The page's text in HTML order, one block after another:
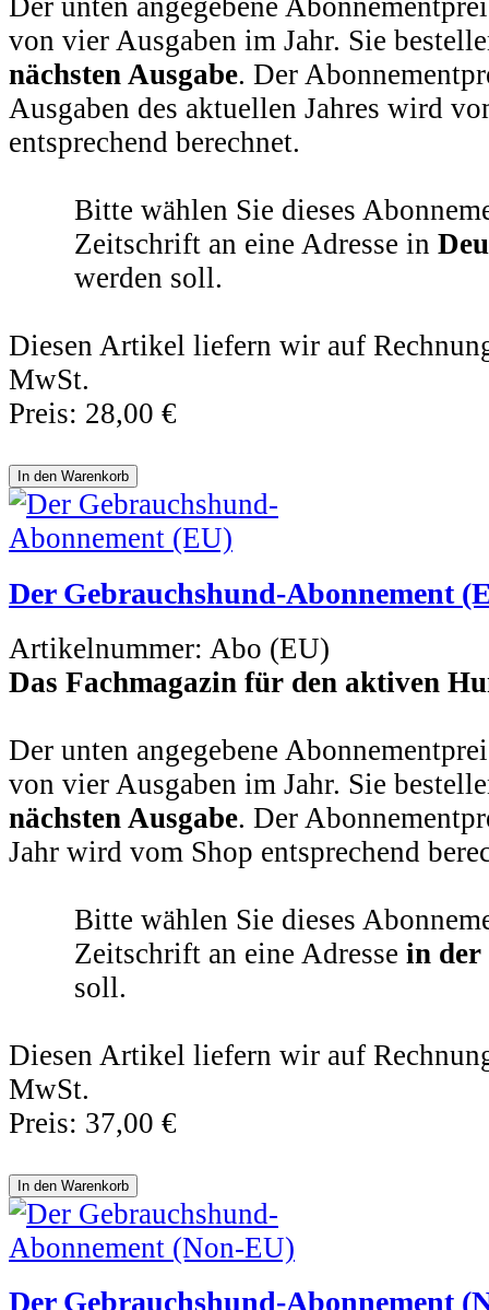
Der unten angegebene
von vier Ausgaben im Jahr. Sie
nächsten Ausgabe. Der
Ausgaben des aktuellen Jahres wird
entsprechend berechnet.
Bitte wählen Sie dieses
Zeitschrift an eine Adresse in
werden soll.
Diesen Artikel liefern wir auf
MwSt.
Preis: 28,00 €
Der Gebrauchshund-Abonnement
Artikelnummer: Abo (EU)
Das Fachmagazin für den aktiven
Der unten angegebene
von vier Ausgaben im Jahr. Sie
nächsten Ausgabe. Der
Jahr wird vom Shop entsprechend
Bitte wählen Sie dieses
Zeitschrift an eine Adresse in der
soll.
Diesen Artikel liefern wir auf
MwSt.
Preis: 37,00 €
Der Gebrauchshund-Abonnement